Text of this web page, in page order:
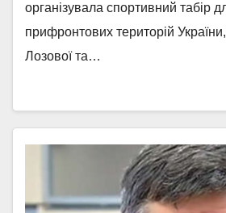
організувала спортивний табір
прифронтових територій
Лозової та…